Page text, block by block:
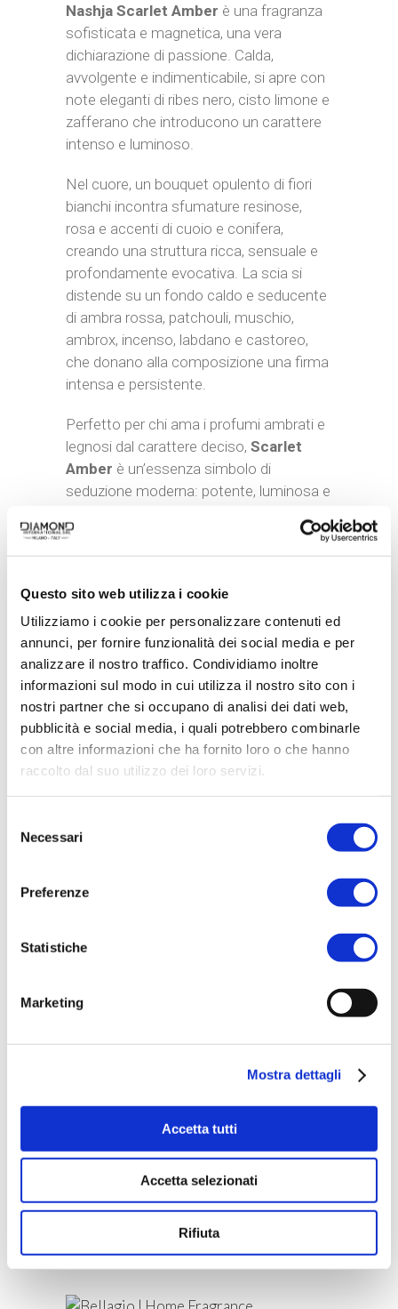
Questo sito web utilizza i cookie
Utilizziamo i cookie per personalizzare contenuti ed
annunci, per fornire funzionalità dei social media e per
analizzare il nostro traffico. Condividiamo inoltre
informazioni sul modo in cui utilizza il nostro sito con i
nostri partner che si occupano di analisi dei dati web,
pubblicità e social media, i quali potrebbero combinarle
con altre informazioni che ha fornito loro o che hanno
raccolto dal suo utilizzo dei loro servizi.
delNecessari
Preferenze
Statistiche
Marketing
Mostra dettagli
Accetta tutti
Accetta selezionati
Rifiuta
Nashja Scarlet Amber è una fragranza
sofisticata e magnetica, una vera
dichiarazione di passione. Calda,
avvolgente e indimenticabile, si apre con
note eleganti di ribes nero, cisto limone e
zafferano che introducono un carattere
intenso e luminoso.
Nel cuore, un bouquet opulento di fiori
bianchi incontra sfumature resinose,
rosa e accenti di cuoio e conifera,
creando una struttura ricca, sensuale e
profondamente evocativa. La scia si
distende su un fondo caldo e seducente
di ambra rossa, patchouli, muschio,
ambrox, incenso, labdano e castoreo,
che donano alla composizione una firma
intensa e persistente.
Perfetto per chi ama i profumi ambrati e
legnosi dal carattere deciso, Scarlet
Amber è un’essenza simbolo di
seduzione moderna: potente, luminosa e
ogni passo.
CATEGORIE: DONNA,
DONNA
TAG: EAU DE PARFUM
BRAND: NASHJA
Related products
BELLAGIO | SOLEIL D’OR EAU DE